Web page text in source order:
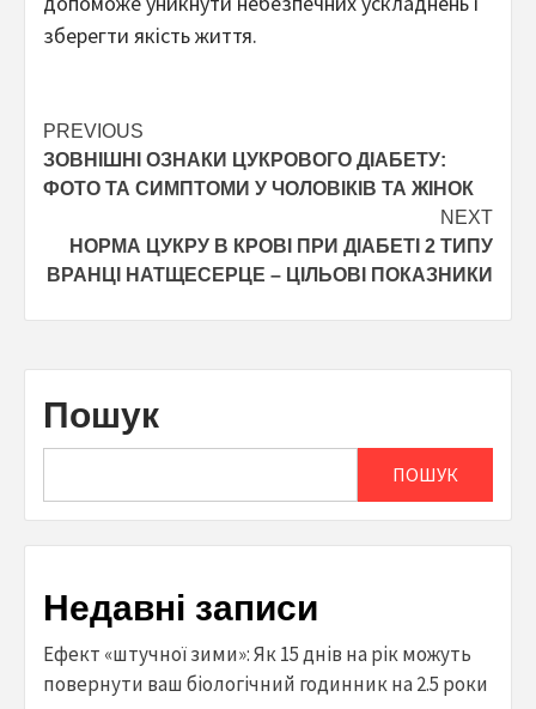
зберегти якість життя.
Post
navigation
PREVIOUS
ЗОВНІШНІ ОЗНАКИ ЦУКРОВОГО ДІАБЕТУ:
ФОТО ТА СИМПТОМИ У ЧОЛОВІКІВ ТА ЖІНОК
NEXT
НОРМА ЦУКРУ В КРОВІ ПРИ ДІАБЕТІ 2 ТИПУ
ВРАНЦІ НАТЩЕСЕРЦЕ – ЦІЛЬОВІ ПОКАЗНИКИ
Пошук
ПОШУК
Недавні записи
Ефект «штучної зими»: Як 15 днів на рік можуть
повернути ваш біологічний годинник на 2.5 роки